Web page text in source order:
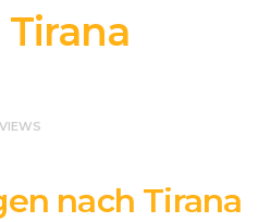
nach Tirana